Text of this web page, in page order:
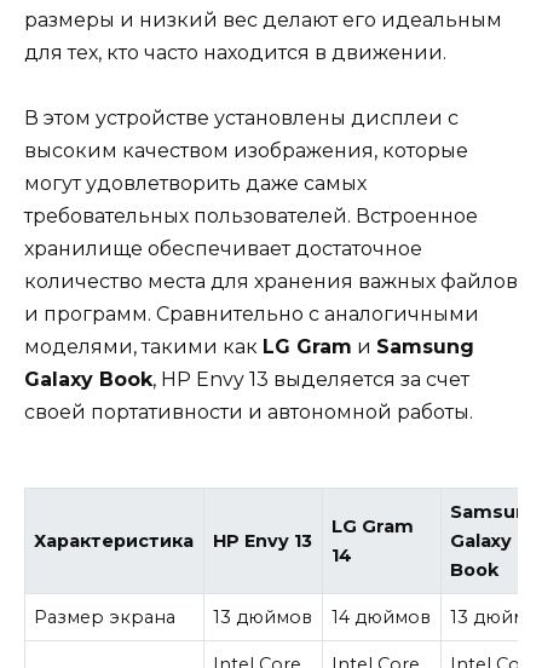
размеры и низкий вес делают его идеальным
для тех, кто часто находится в движении.
В этом устройстве установлены дисплеи с
высоким качеством изображения, которые
могут удовлетворить даже самых
требовательных пользователей. Встроенное
хранилище обеспечивает достаточное
количество места для хранения важных файлов
и программ. Сравнительно с аналогичными
моделями, такими как LG Gram и Samsung
Galaxy Book, HP Envy 13 выделяется за счет
своей портативности и автономной работы.
Характеристика HP Envy 13
LG Gram
14
Samsung
Galaxy
Book
Размер экрана 13 дюймов 14 дюймов 13